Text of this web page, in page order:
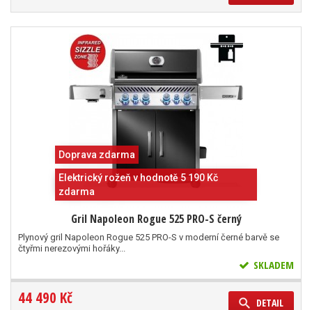
Doprava zdarma
Elektrický rožeň v hodnotě 5 190 Kč
zdarma
Gril Napoleon Rogue 525 PRO-S černý
Plynový gril Napoleon Rogue 525 PRO-S v moderní černé barvě se
čtyřmi nerezovými hořáky...
SKLADEM
44 490 Kč DETAIL